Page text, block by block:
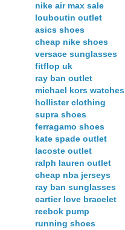
nike air max sale
louboutin outlet
asics shoes
cheap nike shoes
versace sunglasses
fitflop uk
ray ban outlet
michael kors watches
hollister clothing
supra shoes
ferragamo shoes
kate spade outlet
lacoste outlet
ralph lauren outlet
cheap nba jerseys
ray ban sunglasses
cartier love bracelet
reebok pump
running shoes